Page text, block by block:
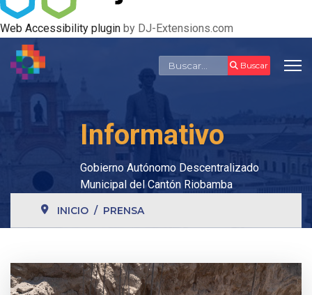
Web Accessibility plugin by DJ-Extensions.com
Buscar Buscar
Informativo
Gobierno Autónomo Descentralizado
Municipal del Cantón Riobamba
INICIO PRENSA